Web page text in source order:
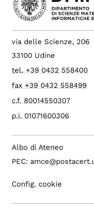
via delle Scienze, 206
33100 Udine
tel. +39 0432 558400
fax +39 0432 558499
c.f. 80014550307
p.i. 01071600306
Albo di Ateneo
PEC:
Config. cookie